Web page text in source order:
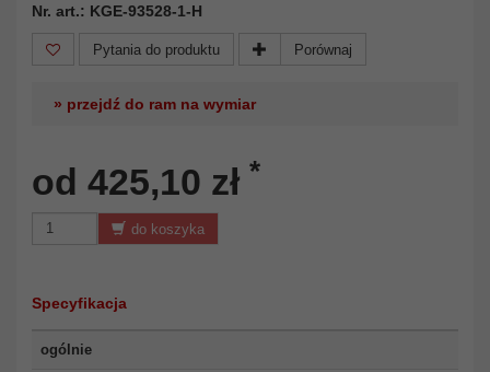
Nr. art.: KGE-93528-1-H
Pytania do produktu Porównaj
» przejdź do ram na wymiar
od 425,10 zł *
do koszyka
Specyfikacja
ogólnie